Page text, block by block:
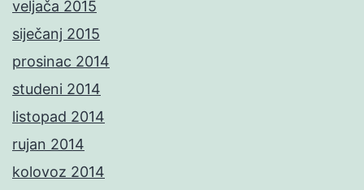
veljača 2015
siječanj 2015
prosinac 2014
studeni 2014
listopad 2014
rujan 2014
kolovoz 2014